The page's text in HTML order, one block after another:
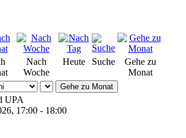
Nach
Woche
Heute Suche
Gehe zu
Monat
Gehe zu Monat
UPA
17:00 - 18:00